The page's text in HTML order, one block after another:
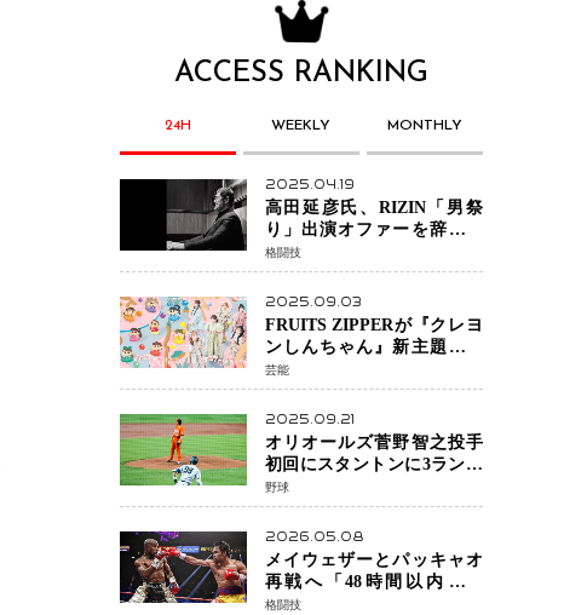
ACCESS RANKING
24H WEEKLY MONTHLY
2025.04.19
高田延彦氏、RIZIN「男祭
り」出演オファーを辞退
統括本部長時代の役目「す
でに終えています」と明言
格闘技
2025.09.03
FRUITS ZIPPERが『クレヨ
ンしんちゃん』新主題歌を
担当
芸能
2025.09.21
オリオールズ菅野智之投手
初回にスタントンに3ラン被
弾 3回6安打4失点で降板
野球
2026.05.08
メイウェザーとパッキャオ
再戦へ「48時間以内に決
着」公式戦かエキシビショ
格闘技